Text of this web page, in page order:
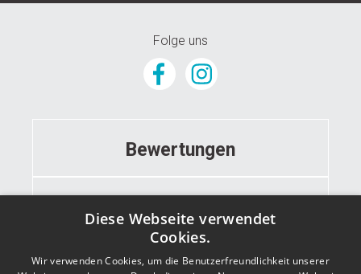
Folge uns
Bewertungen
Informationen
Kontakt
Diese Webseite verwendet
Cookies.
Wir verwenden Cookies, um die Benutzerfreundlichkeit unserer